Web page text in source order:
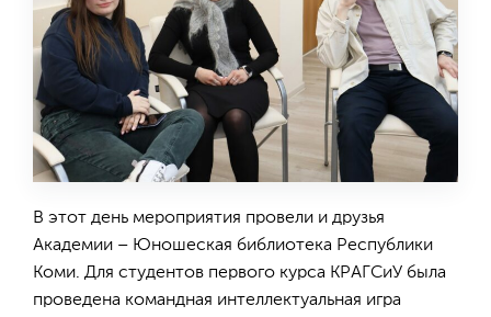
В этот день мероприятия провели и друзья
Академии – Юношеская библиотека Республики
Коми. Для студентов первого курса КРАГСиУ была
проведена командная интеллектуальная игра